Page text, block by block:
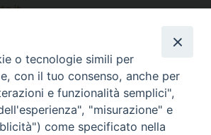
–
sociali
70056 Molfetta (BA)
o tecnologie simili per
con il tuo consenso, anche per
e funzionalità semplici",
"misurazione" e
come specificato nella